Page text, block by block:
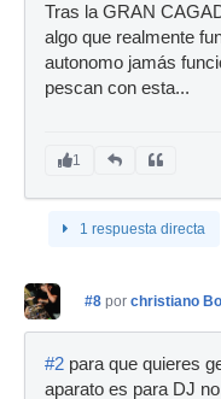
Tras la GRAN
algo que realmente
autonomo jamás
pescan con esta...
1
1 respuesta directa
#8 por christiano
#2 para que quieres
aparato es para DJ